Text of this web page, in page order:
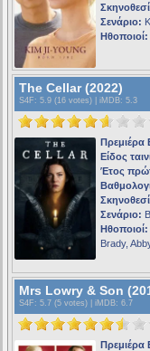
Σενάριο:
Ηθοποιοί:
The Cellar (2022)
S4F : 5.9 (16 votes) | iMDB: 5.3
Πρεμιέρα
Είδος
Έτος
Σενάριο:
Ηθοποιοί:
Brady,
Mrs Lowry & Son
S4F : 5.7 (5 votes) | iMDB: 6.7
Πρεμιέρα